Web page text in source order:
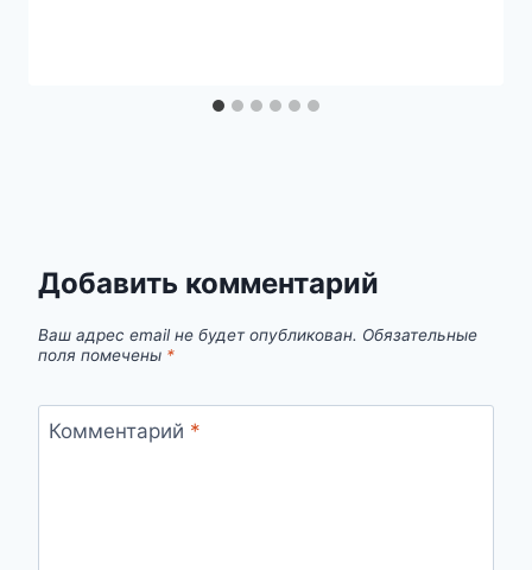
Добавить комментарий
Ваш адрес email не будет опубликован. Обязательные
поля помечены *
Комментарий *